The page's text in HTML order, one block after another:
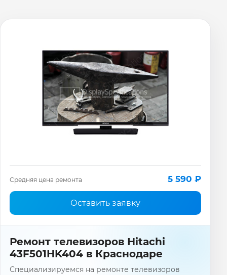
Средняя цена ремонта 5 590 ₽
Оставить заявку
Ремонт телевизоров Hitachi
43F501HK404 в Краснодаре
Специализируемся на ремонте телевизоров